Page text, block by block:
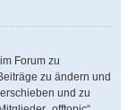
Forum zu
zu ändern und
und zu